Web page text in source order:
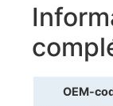
OEM-